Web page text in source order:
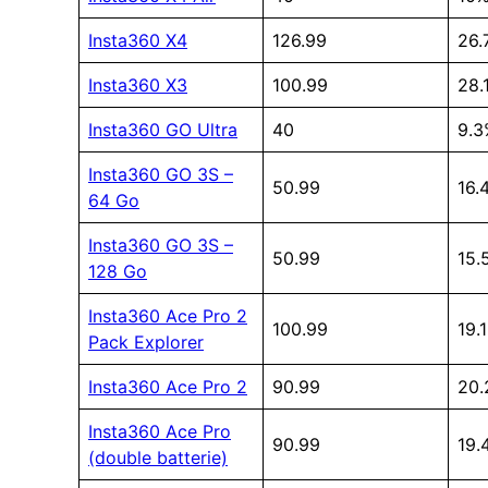
Insta360 X4 126.99
Insta360 X3 100.99
Insta360 GO Ultra 40
Insta360 GO 3S –
64 Go
50.99
Insta360 GO 3S –
128 Go
50.99
Insta360 Ace Pro 2
Pack Explorer
100.99
Insta360 Ace Pro 2 90.99
Insta360 Ace Pro
(double batterie)
90.99